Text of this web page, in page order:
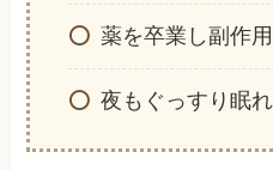
薬を卒業し副作
夜もぐっすり眠